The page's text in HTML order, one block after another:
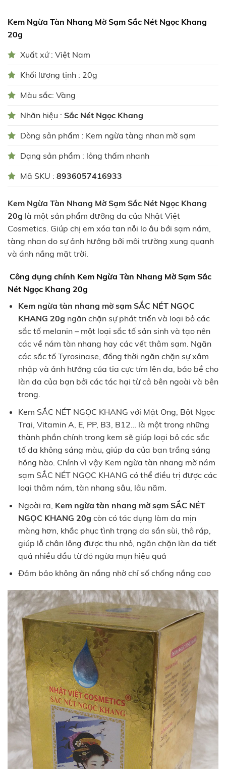
Kem Ngừa Tàn Nhang Mờ Sạm Sắc Nét Ngọc Khang
20g
Xuất xứ : Việt Nam
Khối lượng tịnh : 20g
Màu sắc: Vàng
Nhãn hiệu : Sắc Nét Ngọc Khang
Dòng sản phẩm : Kem ngừa tàng nhan mờ sạm
Dạng sản phẩm : lỏng thấm nhanh
Mã SKU : 8936057416933
Kem Ngừa Tàn Nhang Mờ Sạm Sắc Nét Ngọc Khang
20g là một sản phẩm dưỡng da của Nhật Việt
Cosmetics. Giúp chị em xóa tan nỗi lo âu bới sạm nám,
tàng nhan do sự ảnh hưởng bởi môi trường xung quanh
và ánh nắng mặt trời.
Công dụng chính Kem Ngừa Tàn Nhang Mờ Sạm Sắc
Nét Ngọc Khang 20g
Kem ngừa tàn nhang mờ sạm SẮC NÉT NGỌC
KHANG 20g ngăn chặn sự phát triển và loại bỏ các
sắc tố melanin – một loại sắc tố sản sinh và tạo nên
các về nám tàn nhang hay các vết thâm sạm. Ngăn
các sắc tố Tyrosinase, đồng thời ngăn chặn sự xâm
nhập và ảnh hưởng của tia cực tím lên da, bảo bề cho
làn da của bạn bởi các tác hại từ cả bên ngoài và bên
trong.
Kem SẮC NÉT NGỌC KHANG với Mật Ong, Bột Ngọc
Trai, Vitamin A, E, PP, B3, B12… là một trong những
thành phần chính trong kem sẽ giúp loại bỏ các sắc
tố da không sáng màu, giúp da của bạn trắng sáng
hồng hào. Chính vì vậy Kem ngừa tàn nhang mờ nám
sạm SẮC NÉT NGỌC KHANG có thể điều trị được các
loại thâm nám, tàn nhang sâu, lâu năm.
Ngoài ra, Kem ngừa tàn nhang mờ sạm SẮC NÉT
NGỌC KHANG 20g còn có tác dụng làm da mịn
màng hơn, khắc phục tình trạng da sần sùi, thô ráp,
giúp lỗ chân lông được thu nhỏ, ngăn chặn làn da tiết
quá nhiều dầu từ đó ngừa mụn hiệu quả
Đảm bảo không ăn nắng nhờ chỉ số chống nắng cao